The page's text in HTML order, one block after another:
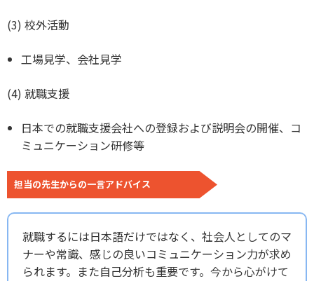
(3) 校外活動
工場見学、会社見学
(4) 就職支援
日本での就職支援会社への登録および説明会の開催、コ
ミュニケーション研修等
担当の先生からの一言アドバイス
就職するには日本語だけではなく、社会人としてのマ
ナーや常識、感じの良いコミュニケーション力が求め
られます。また自己分析も重要です。今から心がけて